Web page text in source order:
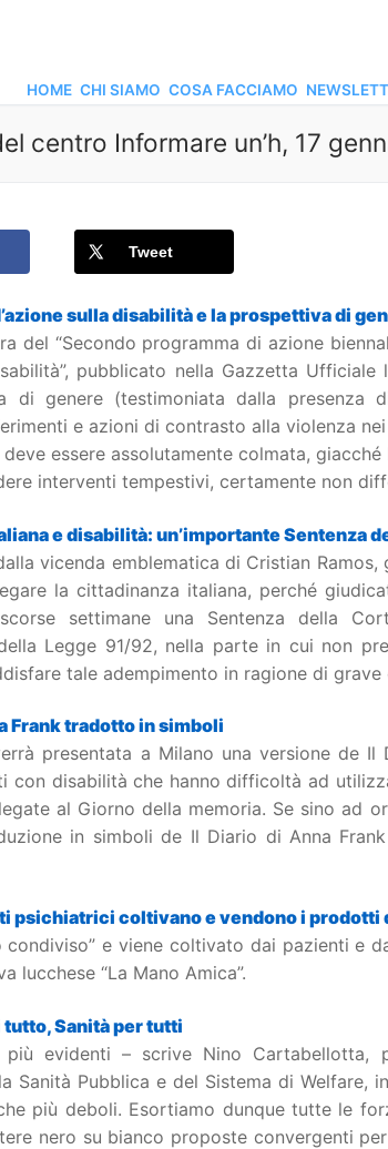
HOME CHI SIAMO COSA FACCIAMO
centro Informare un’h, 17
Tweet
sulla disabilità e la prospettiva di
del “Secondo programma di azione
pubblicato nella Gazzetta
di genere (testimoniata dalla presenza
e azioni di contrasto alla violenza
deve essere assolutamente colmata,
interventi tempestivi, certamente non
e disabilità: un’importante Sentenza
vicenda emblematica di Cristian
la cittadinanza italiana, perché
settimane una Sentenza della
Legge 91/92, nella parte in cui non
tale adempimento in ragione di
Frank tradotto in simboli
presentata a Milano una versione de
con disabilità che hanno difficoltà ad
al Giorno della memoria. Se sino ad
in simboli de Il Diario di Anna
psichiatrici coltivano e vendono i prodotti
condiviso” e viene coltivato dai pazienti e
lucchese “La Mano Amica”.
Sanità per tutti
più evidenti – scrive Nino Cartabellotta,
Sanità Pubblica e del Sistema di Welfare,
più deboli. Esortiamo dunque tutte le
nero su bianco proposte convergenti